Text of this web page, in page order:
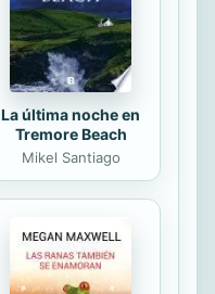
La última noche en
Tremore Beach
Mikel Santiago